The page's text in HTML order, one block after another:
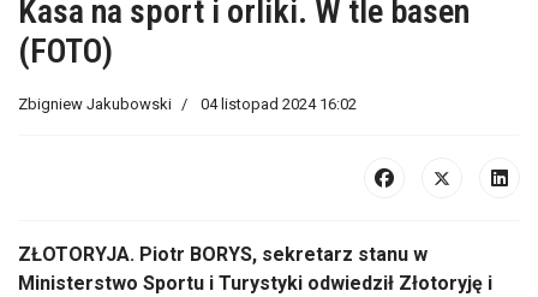
Kasa na sport i orliki. W tle basen
(FOTO)
Zbigniew Jakubowski 04 listopad 2024 16:02
ZŁOTORYJA. Piotr BORYS, sekretarz stanu w
Ministerstwo Sportu i Turystyki odwiedził Złotoryję i